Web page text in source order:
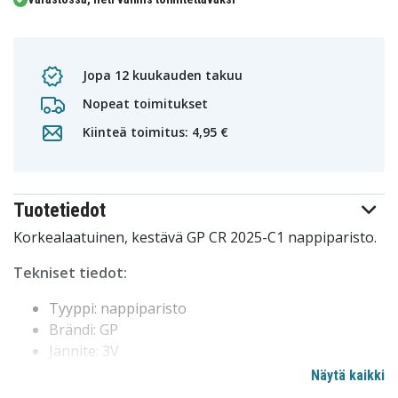
Jopa 12 kuukauden takuu
Nopeat toimitukset
Kiinteä toimitus: 4,95 €
Tuotetiedot
Korkealaatuinen, kestävä GP CR 2025-C1 nappiparisto.
Tekniset tiedot:
Tyyppi: nappiparisto
Brändi: GP
Jännite: 3V
Näytä kaikki